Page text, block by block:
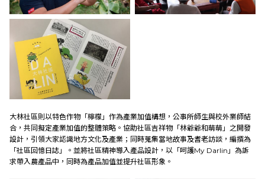
大林社區則以特色作物「檸檬」作為產業加值構想，公事所師生與校外業師結
合，共同擬定產業加值的整體策略。協助社區吉祥物「林爺爺和萌萌」之開發
設計，引領大家認識地方文化及產業；同時蒐集當地故事及耆老訪談，編撰為
「社區回憶日誌」。並將社區精神導入產品設計，以「呵護My Darlin」為訴
求帶入農產品中，同時為產品加值並提升社區形象。